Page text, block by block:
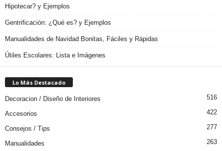
Hipotecar? y Ejemplos
Gentrificación: ¿Qué es? y Ejemplos
Manualidades de Navidad Bonitas, Fáciles y Rápidas
Útiles Escolares: Lista e Imágenes
Lo Más Destacado
Decoracion / Diseño de Interiores 516
Accesorios 422
Consejos / Tips 277
Manualidades 263